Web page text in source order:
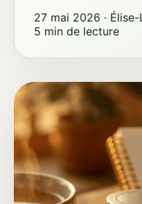
27 mai 2026 ·
5 min de lecture